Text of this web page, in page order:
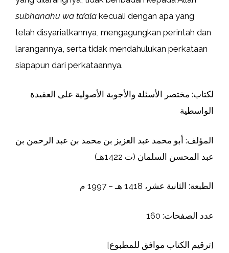
subhanahu wa ta’ala kecuali dengan apa yang
telah disyariatkannya, mengagungkan perintah dan
larangannya, serta tidak mendahulukan perkataan
siapapun dari perkataannya.
لكتاب: مختصر الأسئلة والأجوبة الأصولية على العقيدة
الواسطية
المؤلف: أبو محمد عبد العزيز بن محمد بن عبد الرحمن بن
عبد المحسن السلمان (ت 1422هـ)
الطبعة: الثانية عشر، 1418 هـ – 1997 م
عدد الصفحات: 160
[ترقيم الكتاب موافق للمطبوع]